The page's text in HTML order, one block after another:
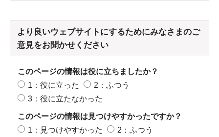
より良いウェブサイトにするためにみなさまのご
意見をお聞かせください
このページの情報は役に立ちましたか？
1：役に立った
2：ふつう
3：役に立たなかった
このページの情報は見つけやすかったですか？
1：見つけやすかった
2：ふつう